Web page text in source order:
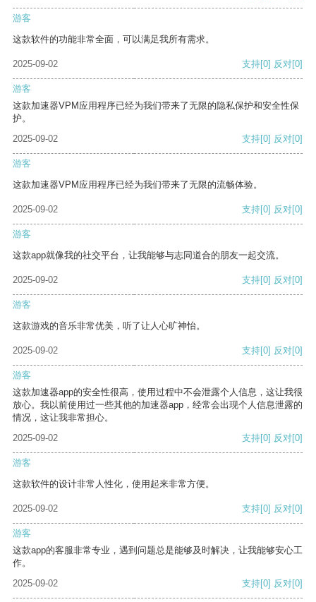
游客
这款软件的功能非常全面，可以满足我所有需求。
2025-09-02 支持[0] 反对[0]
游客
这款加速器VPM应用程序已经为我们带来了无限的隐私保护和安全性保
护。
2025-09-02
支持[0] 反对[0]
游客
这款加速器VPM应用程序已经为我们带来了无限的流畅体验。
2025-09-02 支持[0] 反对[0]
游客
这款app就像我的社交平台，让我能够与志同道合的朋友一起交流。
2025-09-02 支持[0] 反对[0]
游客
这款游戏的音乐非常优美，听了让人心旷神怡。
2025-09-02 支持[0] 反对[0]
游客
这款加速器app的安全性很高，使用过程中不会泄露个人信息，这让我很
放心。我以前使用过一些其他的加速器app，经常会出现个人信息泄露的
情况，这让我非常担心。
2025-09-02
支持[0] 反对[0]
游客
这款软件的设计非常人性化，使用起来非常方便。
2025-09-02 支持[0] 反对[0]
游客
这款app的客服非常专业，遇到问题总是能够及时解决，让我能够安心工
作。
2025-09-02
支持[0] 反对[0]